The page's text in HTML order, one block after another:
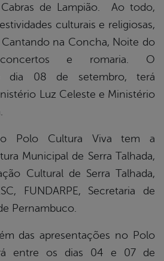
de Lampião. Ao todo,
culturais e religiosas,
na Concha, Noite do
e romaria. O
dia 08 de setembro, terá
Luz Celeste e Ministério
Polo Cultura Viva tem a
Municipal de Serra Talhada,
Cultural de Serra Talhada,
FUNDARPE, Secretaria de
Pernambuco.
das apresentações no Polo
entre os dias 04 e 07 de